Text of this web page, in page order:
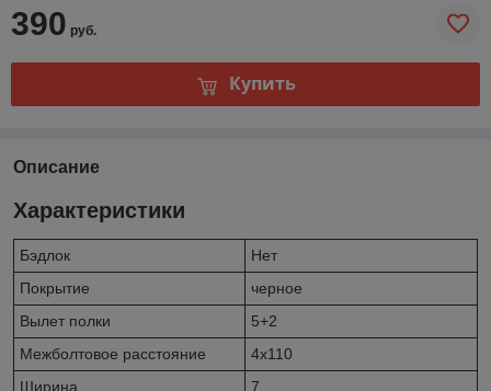
390 руб.
Купить
Описание
Характеристики
Бэдлок
Нет
Покрытие
черное
Вылет полки
5+2
Межболтовое расстояние
4x110
Ширина
7